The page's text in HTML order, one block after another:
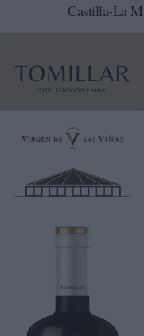
Castilla-La
Guadalajara
El
de